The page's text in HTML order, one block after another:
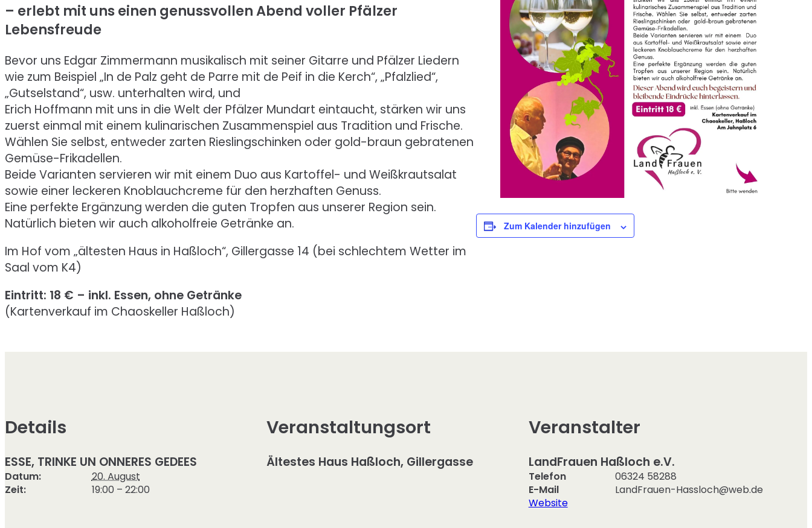
– erlebt mit uns einen genussvollen Abend voller Pfälzer
Lebensfreude
Bevor uns Edgar Zimmermann musikalisch mit seiner Gitarre und Pfälzer Liedern
wie zum Beispiel „In de Palz geht de Parre mit de Peif in die Kerch“, „Pfalzlied“,
„Gutselstand“, usw. unterhalten wird, und
Erich Hoffmann mit uns in die Welt der Pfälzer Mundart eintaucht, stärken wir uns
zuerst einmal mit einem kulinarischen Zusammenspiel aus Tradition und Frische.
Wählen Sie selbst, entweder zarten Rieslingschinken oder gold-braun gebratenen
Gemüse-Frikadellen.
Beide Varianten servieren wir mit einem Duo aus Kartoffel- und Weißkrautsalat
sowie einer leckeren Knoblauchcreme für den herzhaften Genuss.
Eine perfekte Ergänzung werden die guten Tropfen aus unserer Region sein.
Natürlich bieten wir auch alkoholfreie Getränke an.
Im Hof vom „ältesten Haus in Haßloch“, Gillergasse 14 (bei schlechtem Wetter im
Saal vom K4)
Eintritt: 18 € – inkl. Essen, ohne Getränke
(Kartenverkauf im Chaoskeller Haßloch)
Zum Kalender hinzufügen
Details
ESSE, TRINKE UN ONNERES GEDEES
Datum:
20. August
Zeit:
19:00 – 22:00
Veranstaltungsort
Ältestes Haus Haßloch, Gillergasse
Veranstalter
LandFrauen Haßloch e.V.
Telefon
06324 58288
E-Mail
LandFrauen-Hassloch@web.de
Website